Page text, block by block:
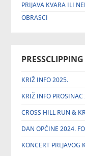
PRIJAVA KVARA ILI
OBRASCI
PRESSCLIPPING
KRIŽ INFO 2025.
KRIŽ INFO
CROSS HILL RUN &
DAN OPĆINE 2024.
KONCERT